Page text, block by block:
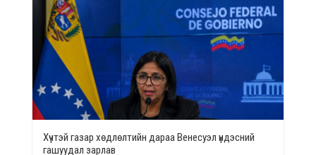
Хүчтэй газар хөдлөлтийн дараа Венесуэл үндэсний
гашуудал зарлав